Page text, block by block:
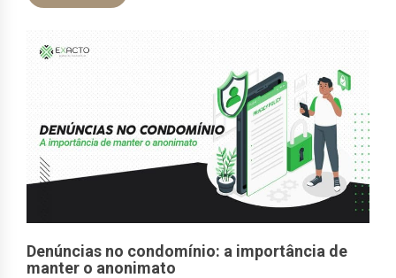
Denúncias no condomínio: a importância de
manter o anonimato